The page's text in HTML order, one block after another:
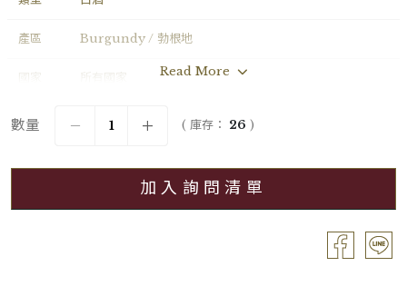
產區 Burgundy / 勃根地
國家 所有國家
年份
Village / 村莊級
Read More
數量 ( 庫存： 26 )
加入詢問清單